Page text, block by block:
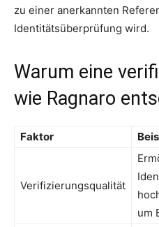
zu einer anerkannten
Identitätsüberprüfung wird.
Warum eine
wie Ragnaro
Faktor
Verifizierungsqualität
um